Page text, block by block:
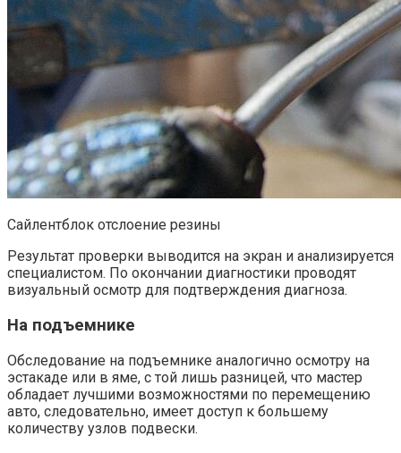
Сайлентблок отслоение резины
Результат проверки выводится на экран и анализируется
специалистом. По окончании диагностики проводят
визуальный осмотр для подтверждения диагноза.
На подъемнике
Обследование на подъемнике аналогично осмотру на
эстакаде или в яме, с той лишь разницей, что мастер
обладает лучшими возможностями по перемещению
авто, следовательно, имеет доступ к большему
количеству узлов подвески.